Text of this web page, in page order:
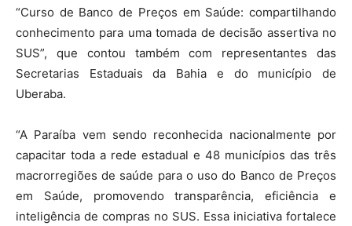
“Curso de Banco de Preços em Saúde: compartilhando
conhecimento para uma tomada de decisão assertiva no
SUS”, que contou também com representantes das
Secretarias Estaduais da Bahia e do município de
Uberaba.
“A Paraíba vem sendo reconhecida nacionalmente por
capacitar toda a rede estadual e 48 municípios das três
macrorregiões de saúde para o uso do Banco de Preços
em Saúde, promovendo transparência, eficiência e
inteligência de compras no SUS. Essa iniciativa fortalece